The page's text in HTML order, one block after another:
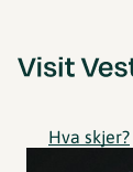
Hva skjer?